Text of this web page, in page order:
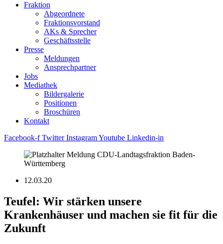
Fraktion
Abgeordnete
Fraktions­vorstand
AKs & Sprecher
Geschäftsstelle
Presse
Meldungen
Ansprechpartner
Jobs
Mediathek
Bildergalerie
Positionen
Broschüren
Kontakt
Facebook-f Twitter InstagramYoutube Linkedin-in
12.03.20
Teufel: Wir stärken unsere
Krankenhäuser und machen sie fit für die
Zukunft